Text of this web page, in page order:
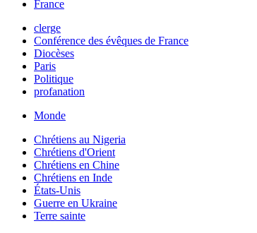
France
clerge
Conférence des évêques de France
Diocèses
Paris
Politique
profanation
Monde
Chrétiens au Nigeria
Chrétiens d'Orient
Chrétiens en Chine
Chrétiens en Inde
États-Unis
Guerre en Ukraine
Terre sainte